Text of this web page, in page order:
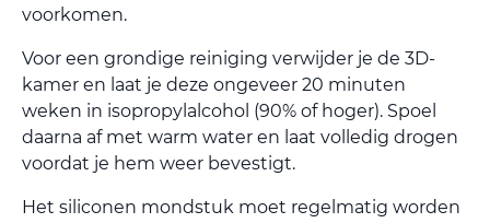
voorkomen.
Voor een grondige reiniging verwijder je de 3D-
kamer en laat je deze ongeveer 20 minuten
weken in isopropylalcohol (90% of hoger). Spoel
daarna af met warm water en laat volledig drogen
voordat je hem weer bevestigt.
Het siliconen mondstuk moet regelmatig worden